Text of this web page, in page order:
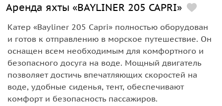
Аренда яхты «BAYLINER 205 CAPRI»
Катер «Bayliner 205 Сapri» полностью оборудован
и готов к отправлению в морское путешествие. Он
оснащен всем необходимым для комфортного и
безопасного досуга на воде. Мощный двигатель
позволяет достичь впечатляющих скоростей на
воде, удобные сиденья, тент, обеспечивают
комфорт и безопасность пассажиров.